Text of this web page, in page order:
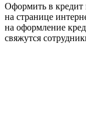
Оформить в кредит
на странице
на оформление
свяжутся